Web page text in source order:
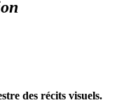
des récits visuels.